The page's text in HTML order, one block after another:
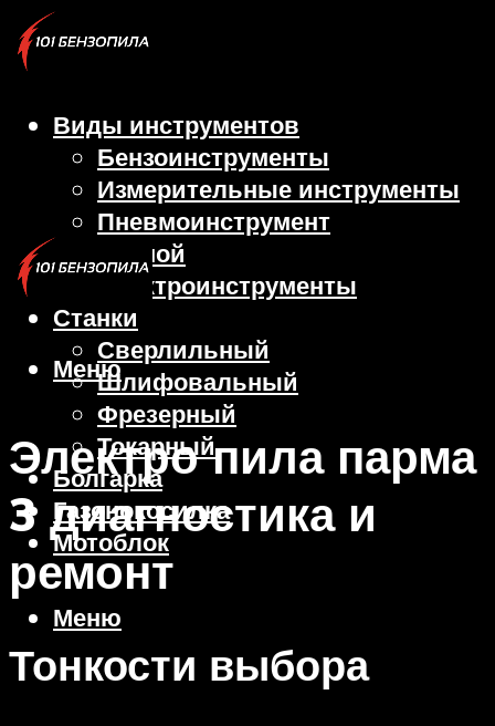
Виды инструментов
Бензоинструменты
Измерительные инструменты
Пневмоинструмент
Ручной
Электроинструменты
Станки
Сверлильный
Шлифовальный
Фрезерный
Токарный
Болгарка
Газонокосилка
Мотоблок
Меню
Меню
Электро пила парма
3 диагностика и
ремонт
Тонкости выбора